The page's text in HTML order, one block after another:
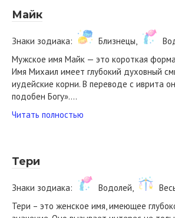
Майк
Знаки зодиака: Близнецы,
Мужское имя Майк — это короткая
Имя Михаил имеет глубокий духовный
иудейские корни. В переводе с иврита
подобен Богу»….
Читать полностью
Тери
Знаки зодиака: Водолей,
Тери – это женское имя, имеющее